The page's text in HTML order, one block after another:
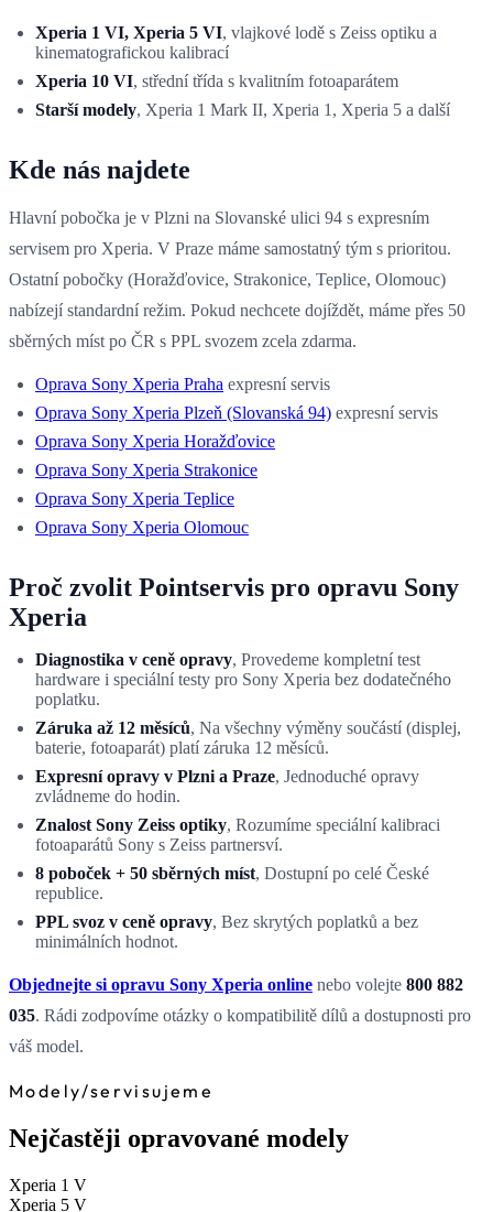
Xperia 1 VI, Xperia 5 VI, vlajkové lodě s Zeiss optiku a
kinematografickou kalibrací
Xperia 10 VI, střední třída s kvalitním fotoaparátem
Starší modely, Xperia 1 Mark II, Xperia 1, Xperia 5 a další
Kde nás najdete
Hlavní pobočka je v Plzni na Slovanské ulici 94 s expresním
servisem pro Xperia. V Praze máme samostatný tým s prioritou.
Ostatní pobočky (Horažďovice, Strakonice, Teplice, Olomouc)
nabízejí standardní režim. Pokud nechcete dojíždět, máme přes 50
sběrných míst po ČR s PPL svozem zcela zdarma.
Oprava Sony Xperia Praha expresní servis
Oprava Sony Xperia Plzeň (Slovanská 94) expresní servis
Oprava Sony Xperia Horažďovice
Oprava Sony Xperia Strakonice
Oprava Sony Xperia Teplice
Oprava Sony Xperia Olomouc
Proč zvolit Pointservis pro opravu Sony
Xperia
Diagnostika v ceně opravy, Provedeme kompletní test
hardware i speciální testy pro Sony Xperia bez dodatečného
poplatku.
Záruka až 12 měsíců, Na všechny výměny součástí (displej,
baterie, fotoaparát) platí záruka 12 měsíců.
Expresní opravy v Plzni a Praze, Jednoduché opravy
zvládneme do hodin.
Znalost Sony Zeiss optiky, Rozumíme speciální kalibraci
fotoaparátů Sony s Zeiss partnersví.
8 poboček + 50 sběrných míst, Dostupní po celé České
republice.
PPL svoz v ceně opravy, Bez skrytých poplatků a bez
minimálních hodnot.
Objednejte si opravu Sony Xperia online nebo volejte 800 882
035. Rádi zodpovíme otázky o kompatibilitě dílů a dostupnosti pro
váš model.
Modely/servisujeme
Nejčastěji opravované modely
Xperia 1 V
Xperia 5 V